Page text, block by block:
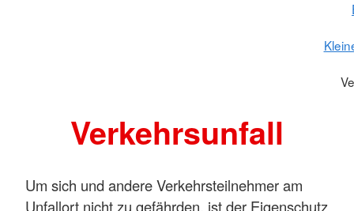
Verkehrsunfall
Um sich und andere Verkehrsteilnehmer am
Unfallort nicht zu gefährden, ist der Eigenschutz